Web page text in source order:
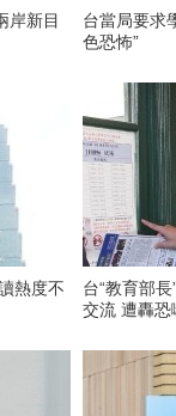
岸新目
台當局要求
色恐怖”
熱度不
台“教育部
交流 遭轟